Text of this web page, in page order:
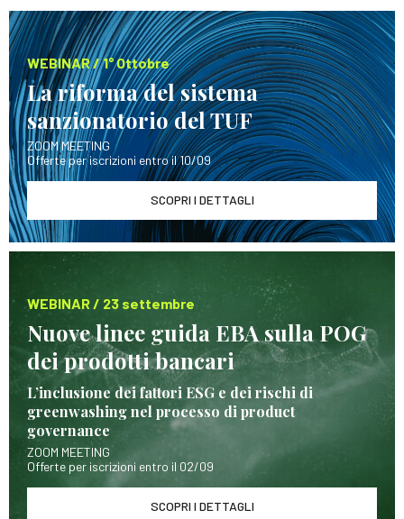
WEBINAR / 1° Ottobre
La riforma del sistema
sanzionatorio del TUF
ZOOM MEETING
Offerte per iscrizioni entro il 10/09
SCOPRI I DETTAGLI
WEBINAR / 23 settembre
Nuove linee guida EBA sulla POG
dei prodotti bancari
L’inclusione dei fattori ESG e dei rischi di
greenwashing nel processo di product
governance
ZOOM MEETING
Offerte per iscrizioni entro il 02/09
SCOPRI I DETTAGLI